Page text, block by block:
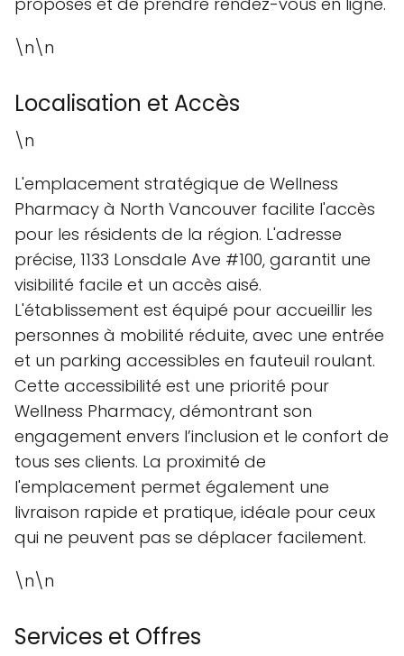
\n\n
Localisation et Accès
\n
L'emplacement stratégique de Wellness
Pharmacy à North Vancouver facilite l'accès
pour les résidents de la région. L'adresse
précise, 1133 Lonsdale Ave #100, garantit une
visibilité facile et un accès aisé.
L'établissement est équipé pour accueillir les
personnes à mobilité réduite, avec une entrée
et un parking accessibles en fauteuil roulant.
Cette accessibilité est une priorité pour
Wellness Pharmacy, démontrant son
engagement envers l’inclusion et le confort de
tous ses clients. La proximité de
l'emplacement permet également une
livraison rapide et pratique, idéale pour ceux
qui ne peuvent pas se déplacer facilement.
\n\n
Services et Offres